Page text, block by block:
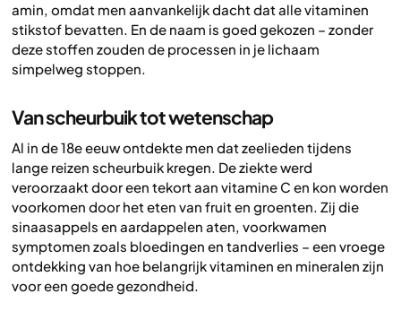
amin, omdat men aanvankelijk dacht dat alle vitaminen
stikstof bevatten. En de naam is goed gekozen – zonder
deze stoffen zouden de processen in je lichaam
simpelweg stoppen.
Van scheurbuik tot wetenschap
Al in de 18e eeuw ontdekte men dat zeelieden tijdens
lange reizen scheurbuik kregen. De ziekte werd
veroorzaakt door een tekort aan vitamine C en kon worden
voorkomen door het eten van fruit en groenten. Zij die
sinaasappels en aardappelen aten, voorkwamen
symptomen zoals bloedingen en tandverlies – een vroege
ontdekking van hoe belangrijk vitaminen en mineralen zijn
voor een goede gezondheid.